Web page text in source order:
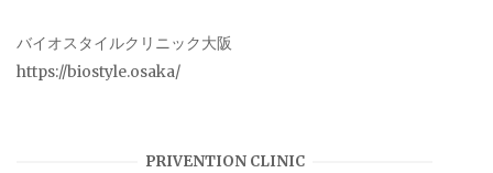
バイオスタイルクリニック大阪
https://biostyle.osaka/
PRIVENTION CLINIC